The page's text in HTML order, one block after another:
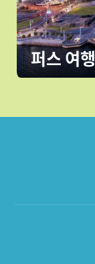
퍼스 여